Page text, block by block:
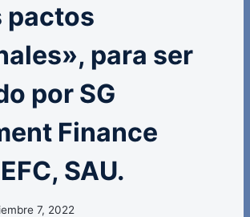
pactos
para ser
por SG
Finance
SAU.
7, 2022